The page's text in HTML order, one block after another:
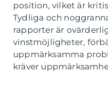
position, vilket är
Tydliga och
rapporter är
vinstmöjligheter,
uppmärksamma
kräver